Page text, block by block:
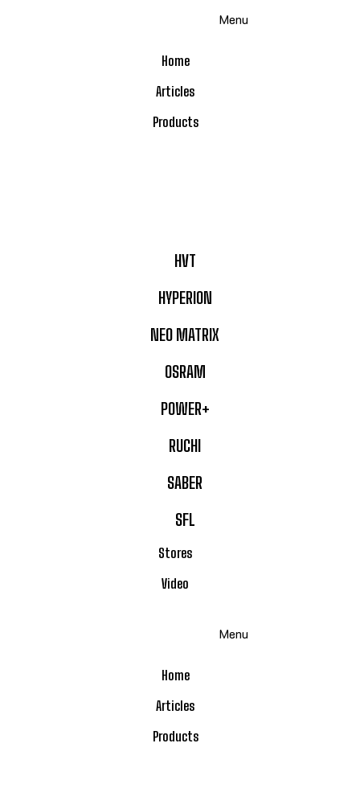
Home
Articles
Products
HVT
HYPERION
NEO MATRIX
OSRAM
POWER+
RUCHI
SABER
SFL
Stores
Video
Menu
Home
Articles
Products
Menu